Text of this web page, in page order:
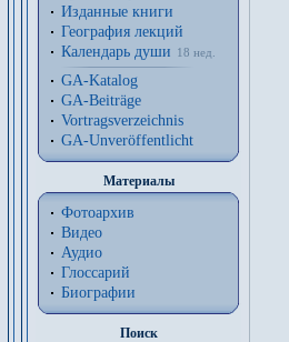
Изданные книги
География лекций
Календарь души
18 нед.
GA-Katalog
GA-Beiträge
Vortragsverzeichnis
GA-Unveröffentlicht
Материалы
Фотоархив
Видео
Аудио
Глоссарий
Биографии
Поиск